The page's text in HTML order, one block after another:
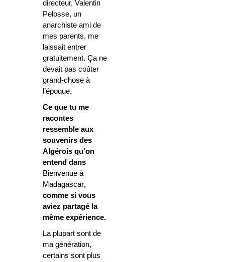
directeur, Valentin
Pelosse, un
anarchiste ami de
mes parents, me
laissait entrer
gratuitement. Ça ne
devait pas coûter
grand-chose à
l’époque.
Ce que tu me
racontes
ressemble aux
souvenirs des
Algérois qu’on
entend dans
Bienvenue à
Madagascar,
comme si vous
aviez partagé la
même expérience.
La plupart sont de
ma génération,
certains sont plus